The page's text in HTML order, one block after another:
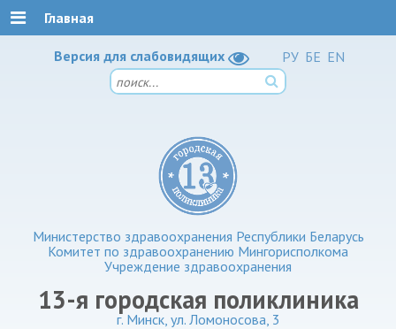
Версия для слабовидящих РУ БЕ EN
Министерство здравоохранения Республики Беларусь
Комитет по здравоохранению Мингорисполкома
Учреждение здравоохранения
13-я городская поликлиника
г. Минск, ул. Ломоносова, 3
Главная